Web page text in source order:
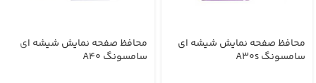
محافظ صفحه نمایش شیشه ای
سامسونگ A30s
محافظ صفحه نمایش شیشه ای
سامسونگ A40